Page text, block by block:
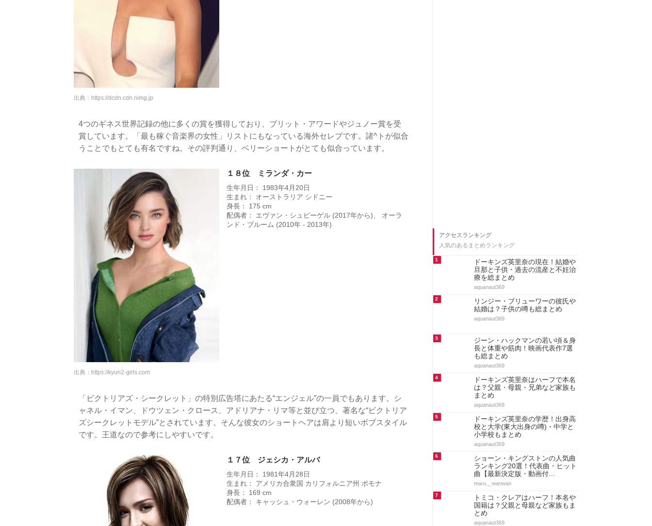
出典： https://dcdn.cdn.nimg.jp
4つのギネス世界記録の他に多くの賞を獲得しており、ブリット・アワードやジュノー賞を受
賞しています。「最も稼ぐ音楽界の女性」リストにもなっている海外セレブです。諸^トが似合
うことでもとても有名ですね。その評判通り、ベリーショートがとても似合っています。
１８位 ミランダ・カー
生年月日： 1983年4月20日
生まれ： オーストラリア シドニー
身長： 175 cm
配偶者： エヴァン・シュピーゲル (2017年から)、 オーラ
ンド・ブルーム (2010年 - 2013年)
出典： https://kyun2-girls.com
「ビクトリアズ・シークレット」の特別広告塔にあたる“エンジェル”の一員でもあります。シ
ャネル・イマン、ドウツェン・クロース、アドリアナ・リマ等と並び立つ、著名な“ビクトリア
ズシークレットモデル”とされています。そんな彼女のショートヘアは肩より短いボブスタイル
です。王道なので参考にしやすいです。
１７位 ジェシカ・アルバ
生年月日： 1981年4月28日
生まれ： アメリカ合衆国 カリフォルニア州 ポモナ
身長： 169 cm
配偶者： キャッシュ・ウォーレン (2008年から)
アクセスランキング
人気のあるまとめランキング
1
ドーキンズ英里奈の現在！結婚や
旦那と子供・過去の流産と不妊治
療を総まとめ
aquanaut369
2
リンジー・ブリューワーの彼氏や
結婚は？子供の噂も総まとめ
aquanaut369
3
ジーン・ハックマンの若い頃＆身
長と体重や筋肉！映画代表作7選
も総まとめ
aquanaut369
4
ドーキンズ英里奈はハーフで本名
は？父親・母親・兄弟など家族も
まとめ
aquanaut369
5
ドーキンズ英里奈の学歴！出身高
校と大学(東大出身の噂)・中学と
小学校もまとめ
aquanaut369
6
ショーン・キングストンの人気曲
ランキング20選！代表曲・ヒット
曲【最新決定版・動画付…
maru._.wanwan
7
トミコ・クレアはハーフ！本名や
国籍は？父親と母親など家族もま
とめ
aquanaut369